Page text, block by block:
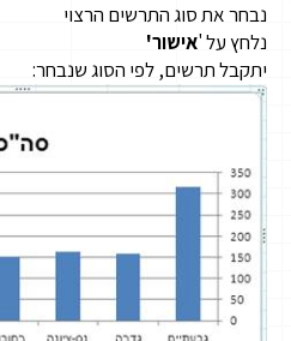
נבחר את סוג התרשים הרצוי
נלחץ על 'אישור'
יתקבל תרשים, לפי הסוג שנבחר: